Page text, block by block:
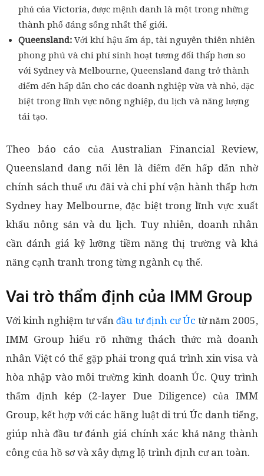
phủ của Victoria, được mệnh danh là một trong những
thành phố đáng sống nhất thế giới.
Queensland: Với khí hậu ấm áp, tài nguyên thiên nhiên
phong phú và chi phí sinh hoạt tương đối thấp hơn so
với Sydney và Melbourne, Queensland đang trở thành
điểm đến hấp dẫn cho các doanh nghiệp vừa và nhỏ, đặc
biệt trong lĩnh vực nông nghiệp, du lịch và năng lượng
tái tạo.
Theo báo cáo của Australian Financial Review,
Queensland đang nổi lên là điểm đến hấp dẫn nhờ
chính sách thuế ưu đãi và chi phí vận hành thấp hơn
Sydney hay Melbourne, đặc biệt trong lĩnh vực xuất
khẩu nông sản và du lịch. Tuy nhiên, doanh nhân
cần đánh giá kỹ lưỡng tiềm năng thị trường và khả
năng cạnh tranh trong từng ngành cụ thể.
Vai trò thẩm định của IMM Group
Với kinh nghiệm tư vấn đầu tư định cư Úc từ năm 2005,
IMM Group hiểu rõ những thách thức mà doanh
nhân Việt có thể gặp phải trong quá trình xin visa và
hòa nhập vào môi trường kinh doanh Úc. Quy trình
thẩm định kép (2-layer Due Diligence) của IMM
Group, kết hợp với các hãng luật di trú Úc danh tiếng,
giúp nhà đầu tư đánh giá chính xác khả năng thành
công của hồ sơ và xây dựng lộ trình định cư an toàn.